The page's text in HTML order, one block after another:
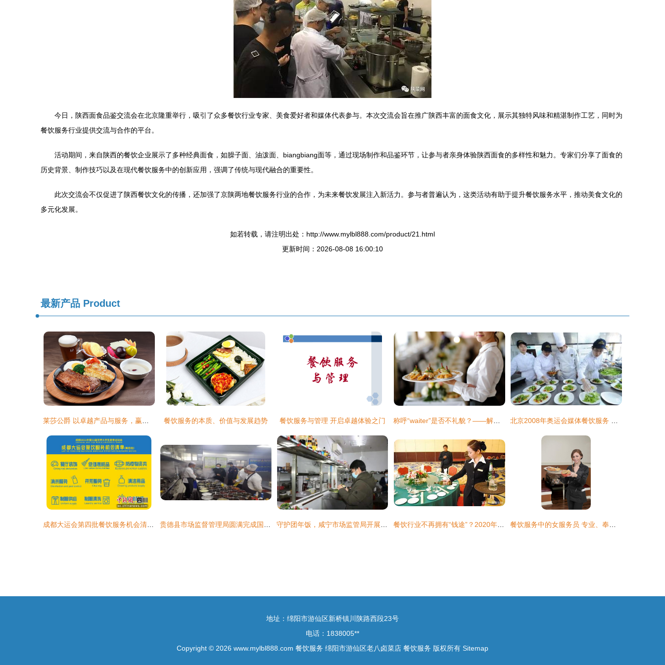
今日，陕西面食品鉴交流会在北京隆重举行，吸引了众多餐饮行业专家、美食爱好者和媒体代表参与。本次交流会旨在推广陕西丰富的面食文化，展示其独特风味和精湛制作工艺，同时为
餐饮服务行业提供交流与合作的平台。
活动期间，来自陕西的餐饮企业展示了多种经典面食，如臊子面、油泼面、biangbiang面等，通过现场制作和品鉴环节，让参与者亲身体验陕西面食的多样性和魅力。专家们分享了面食的
历史背景、制作技巧以及在现代餐饮服务中的创新应用，强调了传统与现代融合的重要性。
此次交流会不仅促进了陕西餐饮文化的传播，还加强了京陕两地餐饮服务行业的合作，为未来餐饮发展注入新活力。参与者普遍认为，这类活动有助于提升餐饮服务水平，推动美食文化的
多元化发展。
如若转载，请注明出处：http://www.mylbl888.com/product/21.html
更新时间：2026-08-08 16:00:10
最新产品 Product
餐饮服务的本质、价值与发展趋势 餐饮服务与管理 开启卓越体验之门
地址：绵阳市游仙区新桥镇川陕路西段23号
电话：1838005**
Copyright © 2026 www.mylbl888.com 餐饮服务 绵阳市游仙区老八卤菜店 餐饮服务 版权所有 Sitemap